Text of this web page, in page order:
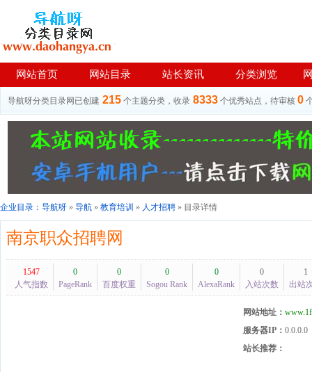
网站首页 网站目录 站长资讯 分类浏览
导航呀分类目录网已创建 215 个主题分类，收录 8333 个优秀站点，待审核 0
企业目录： 导航呀 » 导航 » 教育培训 » 人才招聘 » 目录详情
南京职众招聘网
1547
人气指数
0
PageRank
0
百度权重
0
Sogou Rank
0
AlexaRank
0
入站次数
1
出站
网站地址：
服务器IP： 0.0.0.0
站长推荐：